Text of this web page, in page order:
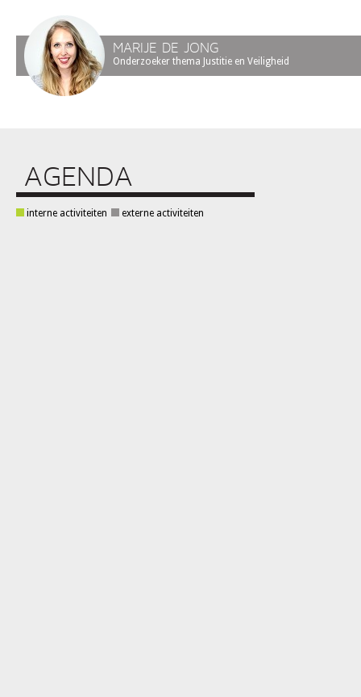
MARIJE DE JONG
Onderzoeker thema Justitie en Veiligheid
AGENDA
interne activiteiten externe activiteiten